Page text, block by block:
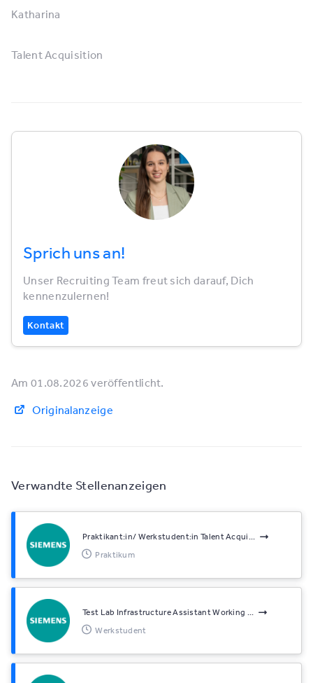
Verwandte Stellenanzeigen
Praktikant:in/ Werkstudent:in Talent Acqui...
Praktikum
Test Lab Infrastructure Assistant Working ...
Werkstudent
Katharina
Talent Acquisition
Sprich uns an!
Unser Recruiting Team freut sich darauf, Dich
kennenzulernen!
Kontakt
Am 01.08.2026 veröffentlicht.
Originalanzeige